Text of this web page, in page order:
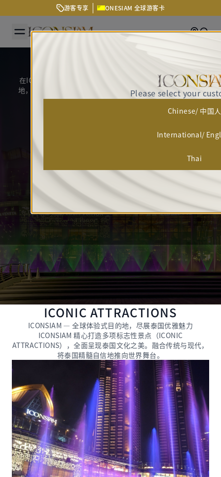
游客专享 ONESIAM 全球游客卡
Getting
在ICONSIAM，体验世界级地标魅力——这里是访客必到之
地，汇聚泰国与世界的艺术之美，通过创意展演，呈现文化
传承与灵感交融的精彩瞬间
ICONIC ATTRACTIONS
ICONSIAM — 全球体验式目的地，尽展泰国优雅魅力
ICONSIAM 精心打造多项标志性景点（ICONIC
ATTRACTIONS），全面呈现泰国文化之美。融合传统与现代，
将泰国精髓自信地推向世界舞台。
Please select your
Chinese/ 中国人
International/
Thai